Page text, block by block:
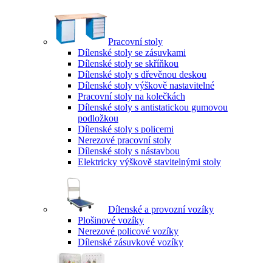
Pracovní stoly
Dílenské stoly se zásuvkami
Dílenské stoly se skříňkou
Dílenské stoly s dřevěnou deskou
Dílenské stoly výškově nastavitelné
Pracovní stoly na kolečkách
Dílenské stoly s antistatickou gumovou
podložkou
Dílenské stoly s policemi
Nerezové pracovní stoly
Dílenské stoly s nástavbou
Elektricky výškově stavitelnými stoly
Dílenské a provozní vozíky
Plošinové vozíky
Nerezové policové vozíky
Dílenské zásuvkové vozíky